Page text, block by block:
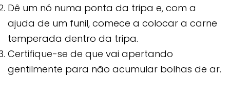
Dê um nó numa ponta da tripa e, com a
ajuda de um funil, comece a colocar a carne
temperada dentro da tripa.
Certifique-se de que vai apertando
gentilmente para não acumular bolhas de ar.